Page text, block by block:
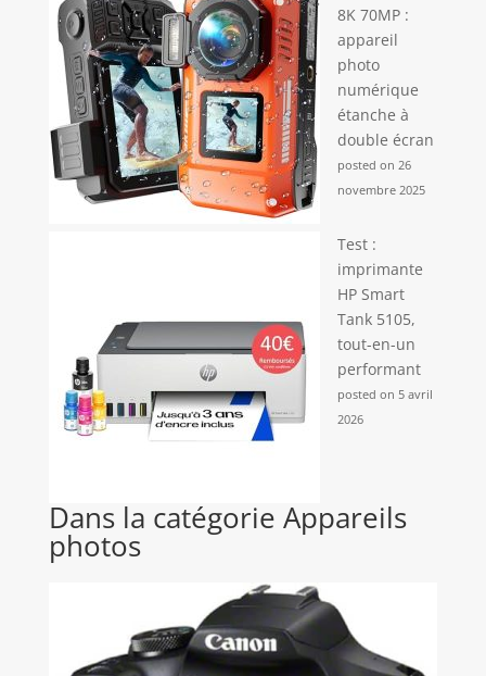
8K 70MP :
appareil
photo
numérique
étanche à
double écran
posted on 26
novembre 2025
Test :
imprimante
HP Smart
Tank 5105,
tout-en-un
performant
posted on 5 avril
2026
Dans la catégorie Appareils
photos